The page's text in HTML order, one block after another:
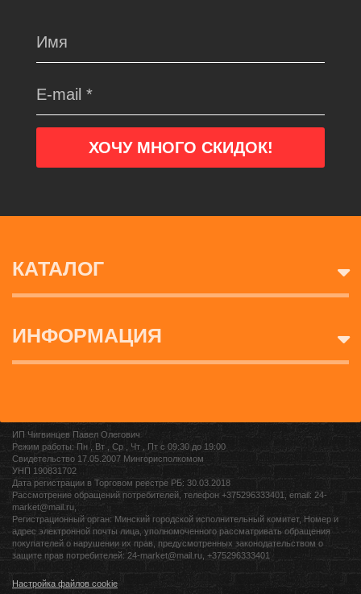
КАТАЛОГ
ИНФОРМАЦИЯ
ИП Чигвинцев Павел Олегович
Режим работы: Пн , Вт , Ср , Чт , Пт c 09:30 до 19:00
Свидетельство 17.05.2007 Мингорисполкомом
УНП 190831702
Дата регистрации в Торговом реестре РБ: 30.03.2018
Рассмотрение обращений потребителей, телефон +375296333401, email: 24-
market@mail.ru,
Регистрационный орган: Минский городской исполнительный комитет, Номер и
адрес электронной почты лица, уполномоченного рассматривать обращения
покупателей о нарушении их прав, предусмотренных законодательством о
защите прав потребителей: 24-market@mail.ru, +375296333401
Настройка файлов cookie